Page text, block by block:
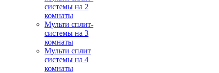
системы на 2
комнаты
Мульти сплит-
системы на 3
комнаты
Мульти сплит
системы на 4
комнаты